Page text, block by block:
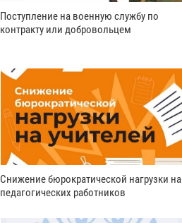
Поступление на военную службу по
контракту или добровольцем
Снижение бюрократической нагрузки на
педагогических работников